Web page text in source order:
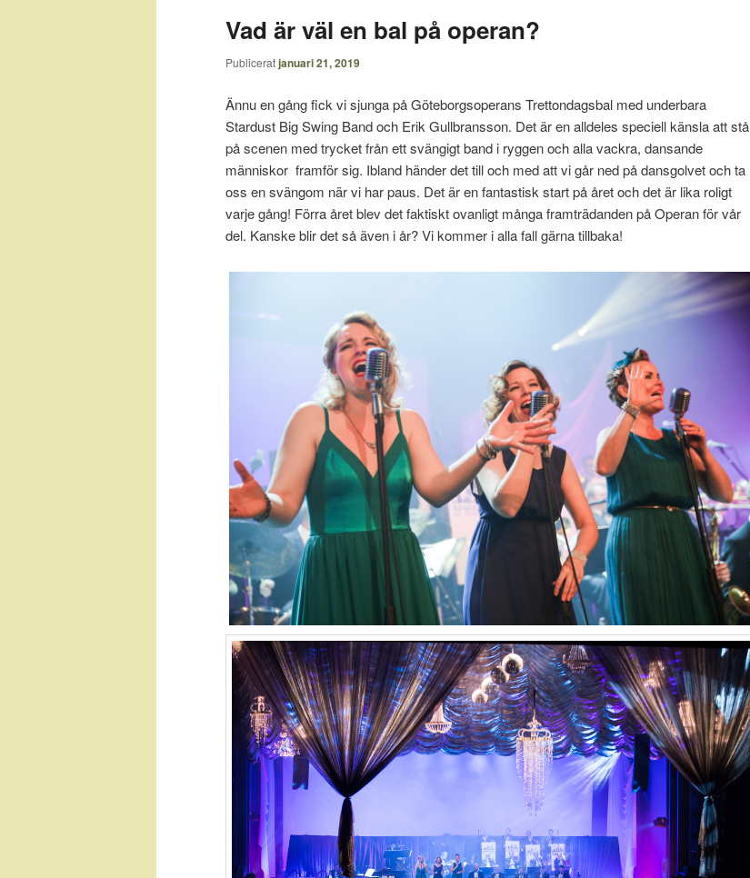
Vad är väl en bal på operan?
Publiceratjanuari 21, 2019
Ännu en gång fick vi sjunga på Göteborgsoperans Trettondagsbal med underbara
Stardust Big Swing Band och Erik Gullbransson. Det är en alldeles speciell känsla att stå
på scenen med trycket från ett svängigt band i ryggen och alla vackra, dansande
människor framför sig. Ibland händer det till och med att vi går ned på dansgolvet och ta
oss en svängom när vi har paus. Det är en fantastisk start på året och det är lika roligt
varje gång! Förra året blev det faktiskt ovanligt många framträdanden på Operan för vår
del. Kanske blir det så även i år? Vi kommer i alla fall gärna tillbaka!